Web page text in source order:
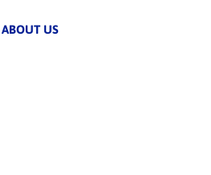
ABOUT US